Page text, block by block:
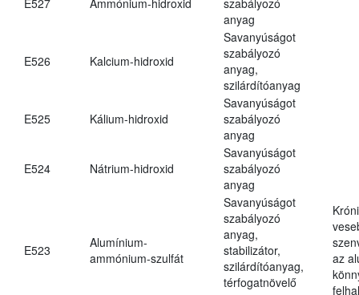
anyag
E526 Kalcium-hidroxid
Savanyúságot
szabályozó
anyag,
szilárdítóanyag
E525 Kálium-hidroxid
Savanyúságot
szabályozó
anyag
E524 Nátrium-hidroxid
Savanyúságot
szabályozó
anyag
E523
Alumínium-
ammónium-szulfát
Savanyúságot
szabályozó
anyag,
stabilizátor,
szilárdítóanyag,
térfogatnövelő
az